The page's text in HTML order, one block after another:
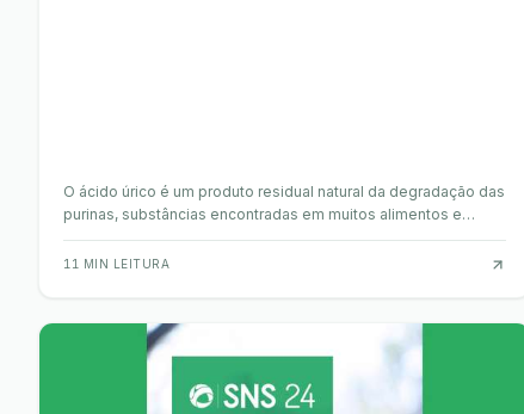
O ácido úrico é um produto residual natural da degradação das
purinas, substâncias encontradas em muitos alimentos e
produzidas pelo corpo. Quando os seus …
11 MIN LEITURA